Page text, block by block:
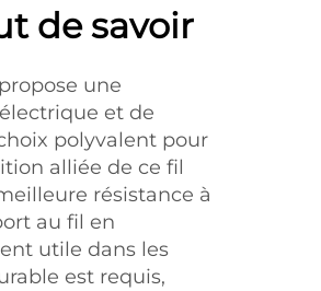
de savoir
une
et de
polyvalent pour
alliée de ce fil
résistance à
au fil en
utile dans les
est requis,